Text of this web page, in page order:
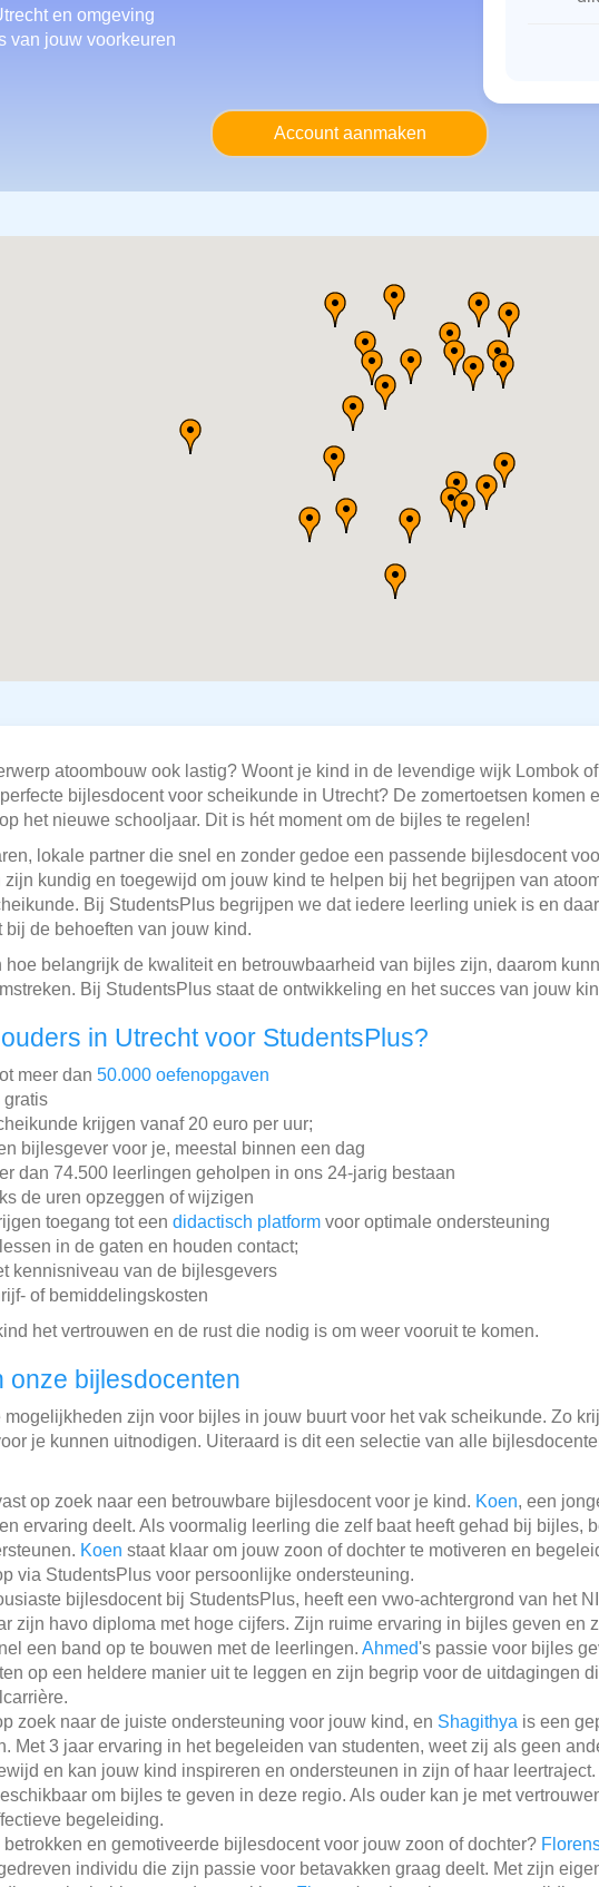
en omgeving
van jouw voorkeuren
Account aanmaken
atoombouw ook lastig? Woont je kind in de levendige wijk Lombok
bijlesdocent voor scheikunde in Utrecht? De zomertoetsen komen
het nieuwe schooljaar. Dit is hét moment om de bijles te regelen!
lokale partner die snel en zonder gedoe een passende bijlesdocent
zijn kundig en toegewijd om jouw kind te helpen bij het begrijpen van
Bij StudentsPlus begrijpen we dat iedere leerling uniek is en
bij de behoeften van jouw kind.
belangrijk de kwaliteit en betrouwbaarheid van bijles zijn, daarom
Bij StudentsPlus staat de ontwikkeling en het succes van jouw
in Utrecht voor StudentsPlus?
meer dan 50.000 oefenopgaven
gratis
krijgen vanaf 20 euro per uur;
bijlesgever voor je, meestal binnen een dag
dan 74.500 leerlingen geholpen in ons 24-jarig bestaan
de uren opzeggen of wijzigen
toegang tot een didactisch platform voor optimale ondersteuning
in de gaten en houden contact;
kennisniveau van de bijlesgevers
of bemiddelingskosten
het vertrouwen en de rust die nodig is om weer vooruit te komen.
onze bijlesdocenten
zijn voor bijles in jouw buurt voor het vak scheikunde. Zo
je kunnen uitnodigen. Uiteraard is dit een selectie van alle
op zoek naar een betrouwbare bijlesdocent voor je kind. Koen, een
ervaring deelt. Als voormalig leerling die zelf baat heeft gehad bij bijles,
Koen staat klaar om jouw zoon of dochter te motiveren en
via StudentsPlus voor persoonlijke ondersteuning.
bijlesdocent bij StudentsPlus, heeft een vwo-achtergrond van het
zijn havo diploma met hoge cijfers. Zijn ruime ervaring in bijles geven en
een band op te bouwen met de leerlingen. Ahmed's passie voor bijles
op een heldere manier uit te leggen en zijn begrip voor de uitdagingen
zoek naar de juiste ondersteuning voor jouw kind, en Shagithya is een
Met 3 jaar ervaring in het begeleiden van studenten, weet zij als geen
en kan jouw kind inspireren en ondersteunen in zijn of haar
om bijles te geven in deze regio. Als ouder kan je met
begeleiding.
en gemotiveerde bijlesdocent voor jouw zoon of dochter?
individu die zijn passie voor betavakken graag deelt. Met zijn